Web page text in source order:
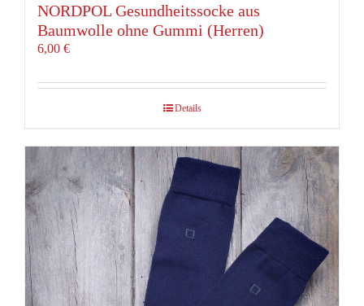
NORDPOL Gesundheitssocke aus
Baumwolle ohne Gummi (Herren)
6,00 €
Details